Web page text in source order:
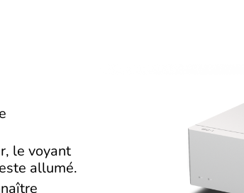
le voyant
allumé.